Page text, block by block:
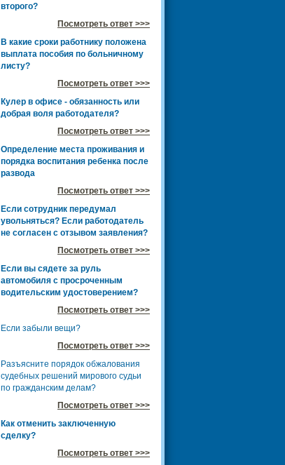
второго?
Посмотреть ответ >>>
В какие сроки работнику положена
выплата пособия по больничному
листу?
Посмотреть ответ >>>
Кулер в офисе - обязанность или
добрая воля работодателя?
Посмотреть ответ >>>
Определение места проживания и
порядка воспитания ребенка после
развода
Посмотреть ответ >>>
Если сотрудник передумал
увольняться? Если работодатель
не согласен с отзывом заявления?
Посмотреть ответ >>>
Если вы сядете за руль
автомобиля с просроченным
водительским удостоверением?
Посмотреть ответ >>>
Если забыли вещи?
Посмотреть ответ >>>
Разъясните порядок обжалования
судебных решений мирового судьи
по гражданским делам?
Посмотреть ответ >>>
Как отменить заключенную
сделку?
Посмотреть ответ >>>